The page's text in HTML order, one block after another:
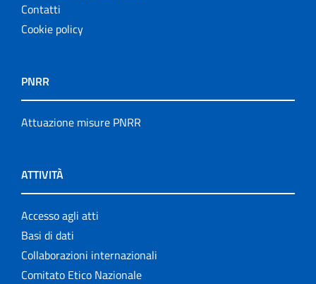
Contatti
Cookie policy
PNRR
Attuazione misure PNRR
ATTIVITÀ
Accesso agli atti
Basi di dati
Collaborazioni internazionali
Comitato Etico Nazionale